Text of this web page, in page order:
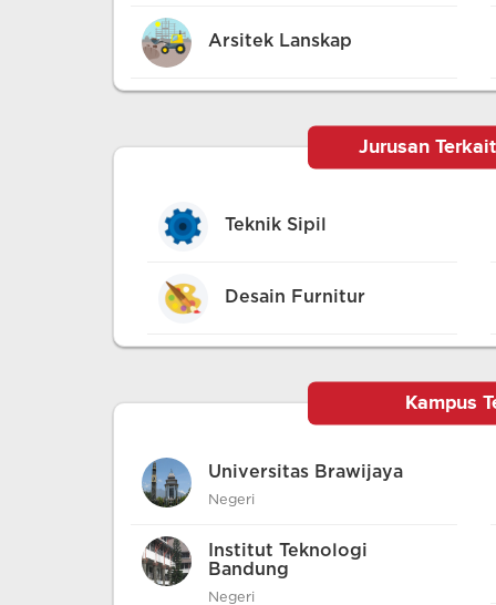
Arsitek Lanskap
Jurusan
Teknik Sipil
Desain Furnitur
Kampus
Universitas Brawijaya
Negeri
Institut Teknologi
Bandung
Negeri